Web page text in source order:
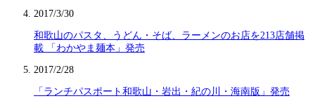
2017/3/30
和歌山のパスタ、うどん・そば、ラーメンのお店を213店舗掲
載 「わかやま麺本」発売
2017/2/28
「ランチパスポート和歌山・岩出・紀の川・海南版」発売